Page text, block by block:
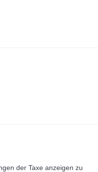
der Taxe anzeigen zu